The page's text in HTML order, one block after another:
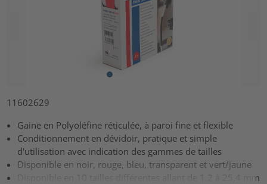
11602629
Gaine en Polyoléfine réticulée, à paroi fine et flexible
Conditionnement en dévidoir, pratique et simple
d'utilisation avec indication des gammes de tailles
Disponible en noir, rouge, bleu, transparent et vert/jaune
Disponible en 10 tailles différentes allant de 1,2 à 25,4 mm